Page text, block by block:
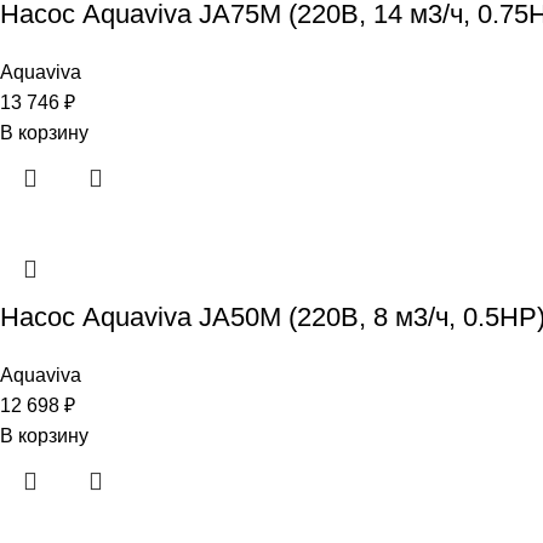
Насос Aquaviva JA75M (220В, 14 м3/ч,
Aquaviva
13 746 ₽
В корзину
Насос Aquaviva JA50M (220В, 8 м3/ч, 0.5HP)
Aquaviva
12 698 ₽
В корзину